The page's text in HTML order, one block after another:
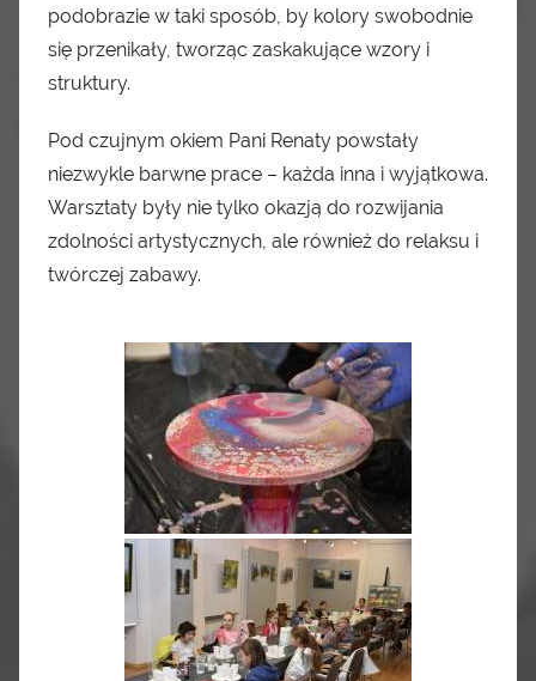
podobrazie w taki sposób, by kolory swobodnie
się przenikały, tworząc zaskakujące wzory i
struktury.
Pod czujnym okiem Pani Renaty powstały
niezwykle barwne prace – każda inna i wyjątkowa.
Warsztaty były nie tylko okazją do rozwijania
zdolności artystycznych, ale również do relaksu i
twórczej zabawy.